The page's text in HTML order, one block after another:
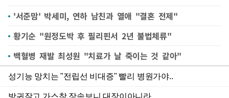
'서준맘' 박세미, 연하 남친과 열애 "결혼 전제"
황기순 "원정도박 후 필리핀서 2년 불법체류"
백혈병 재발 최성원 "치료가 날 죽이는 것 같아"